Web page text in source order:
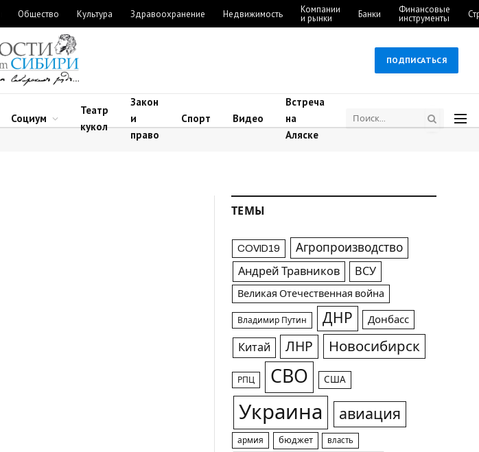
Общество Культура Здравоохранение Недвижимость Компании
и рынки Банки Финансовые
инструменты
ПОДПИСАТЬСЯ
Социум
Театр
кукол
Закон
и
право
Спорт Видео
Встреча
на
Аляске
ТЕМЫ
COVID19 Агропроизводство
Андрей Травников ВСУ
Великая Отечественная война
Владимир Путин ДНР Донбасс
Китай ЛНР Новосибирск
РПЦ СВО США
Украина авиация
армия бюджет власть